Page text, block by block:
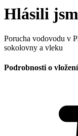
Hlásili
Porucha vodovodu v
sokolovny a vleku
Podrobnosti o